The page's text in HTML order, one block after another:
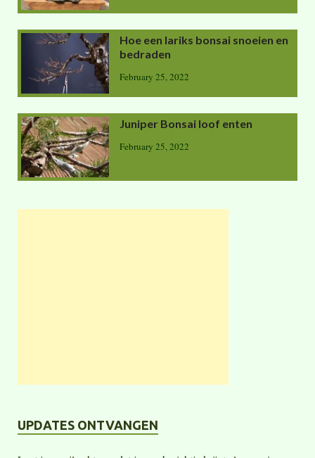
Hoe een lariks bonsai snoeien en
bedraden
February 25, 2022
Juniper Bonsai loof enten
February 25, 2022
UPDATES ONTVANGEN